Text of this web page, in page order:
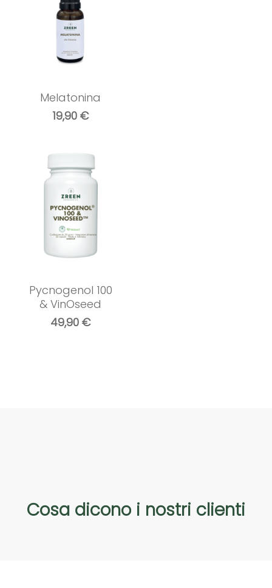
Melatonina
19,90€
Pycnogenol 100
& VinOseed
49,90€
Cosa dicono i nostri clienti